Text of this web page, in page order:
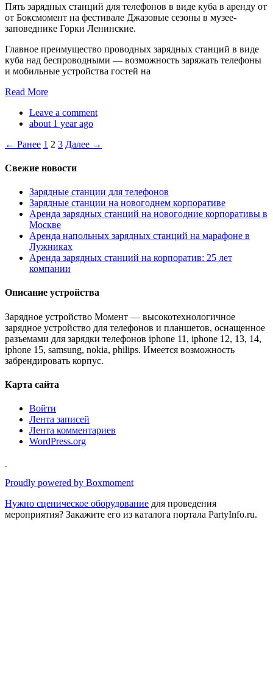
Пять зарядных станций для телефонов в виде куба в аренду от
от Боксмомент на фестивале Джазовые сезоны в музее-
заповеднике Горки Ленинские.
Главное преимущество проводных зарядных станций в виде
куба над беспроводными — возможность заряжать телефоны
и мобильные устройства гостей на
Read More
Leave a comment
about 1 year ago
← Ранее 1 2 3 Далее →
Свежие новости
Зарядные станции для телефонов
Зарядные станции на новогоднем корпоративе
Аренда зарядных станций на новогодние корпоративы в
Москве
Аренда напольных зарядных станций на марафоне в
Лужниках
Аренда зарядных станций на корпоратив: 25 лет
компании
Описание устройства
Зарядное устройство Момент — высокотехнологичное
зарядное устройство для телефонов и планшетов, оснащенное
разъемами для зарядки телефонов iphone 11, iphone 12, 13, 14,
iphone 15, samsung, nokia, philips. Имеется возможность
забрендировать корпус.
Карта сайта
Войти
Лента записей
Лента комментариев
WordPress.org
Proudly powered by Boxmoment
Нужно сценическое оборудование для проведения
мероприятия? Закажите его из каталога портала PartyInfo.ru.